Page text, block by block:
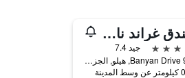
فندق غراند نانيلوا، دوبليتري باي هيلتون
جيد 7.4
93 Banyan Drive, هيلو, الجزيرة الكبيرة، هاواي, HI, الولايات المتحدة الأميريكية